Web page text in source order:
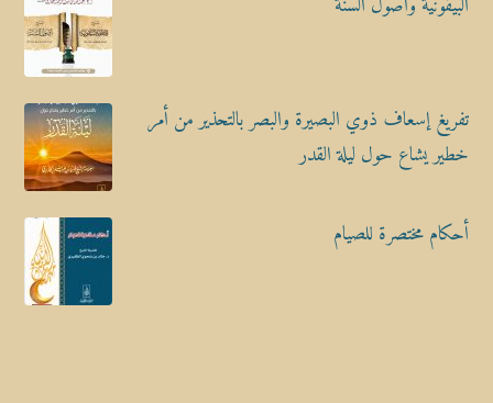
تفريغ إسعاف ذوي البصيرة والبصر بالتحذير من أمر
خطير يشاع حول ليلة القدر
أحكام مختصرة للصيام